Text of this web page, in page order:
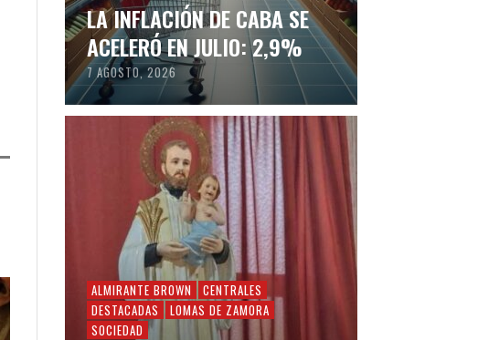
LA INFLACIÓN DE CABA SE
ACELERÓ EN JULIO: 2,9%
7 AGOSTO, 2026
ALMIRANTE BROWN
CENTRALES
DESTACADAS
LOMAS DE ZAMORA
SOCIEDAD